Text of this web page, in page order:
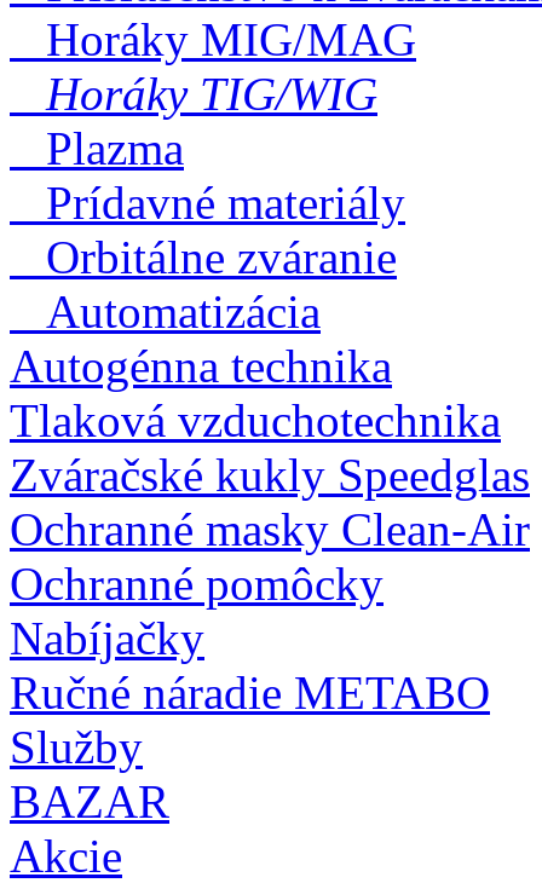
Horáky MIG/MAG
Horáky TIG/WIG
Plazma
Prídavné materiály
Orbitálne zváranie
Automatizácia
Autogénna technika
Tlaková vzduchotechnika
Zváračské kukly Speedglas
Ochranné masky Clean-Air
Ochranné pomôcky
Nabíjačky
Ručné náradie METABO
Služby
BAZAR
Akcie